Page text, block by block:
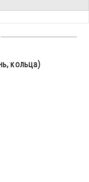
кольца)